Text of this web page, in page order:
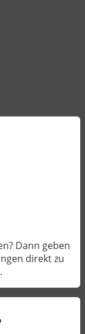
Dann geben
direkt zu